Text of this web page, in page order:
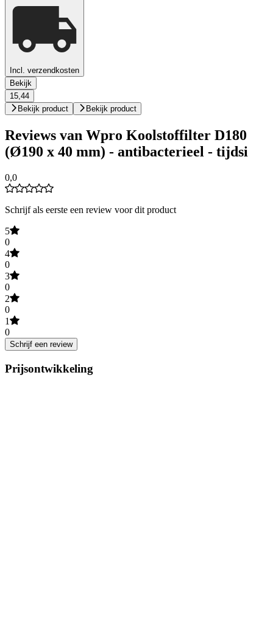
Incl. verzendkosten
Bekijk
15,44
Bekijk product
Bekijk product
Reviews van Wpro Koolstoffilter D180
(Ø190 x 40 mm) - antibacterieel - tijdsi
0,0
Schrijf als eerste een review voor dit product
5
0
4
0
3
0
2
0
1
0
Schrijf een review
Prijsontwikkeling